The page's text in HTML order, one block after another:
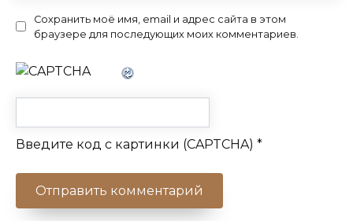
Сохранить моё имя, email и адрес сайта в этом
браузере для последующих моих комментариев.
Введите код с картинки (CAPTCHA) *